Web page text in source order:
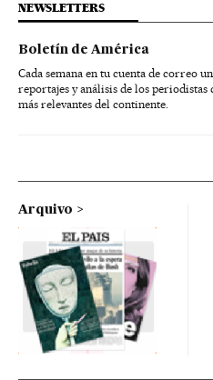
NEWSLETTERS
Boletín de América
Cada semana en tu cuenta de correo
reportajes y análisis de los periodistas
más relevantes del continente.
Arquivo